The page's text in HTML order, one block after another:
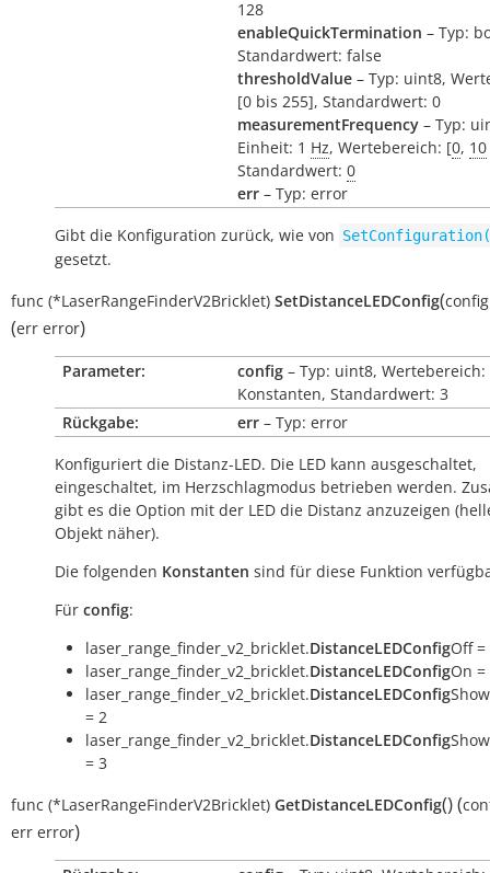
128
enableQuickTermination – Typ:
Standardwert: false
thresholdValue – Typ: uint8,
[0 bis 255], Standardwert: 0
measurementFrequency – Typ:
Einheit: 1 Hz, Wertebereich: [0, 10
Standardwert: 0
err – Typ: error
Gibt die Konfiguration zurück, wie von
gesetzt.
func (*LaserRangeFinderV2Bricklet) SetDistanceLEDConfig(config
(err error)
Parameter: config – Typ: uint8, Wertebereich:
Konstanten, Standardwert: 3
Rückgabe:
err – Typ: error
Konfiguriert die Distanz-LED. Die LED kann ausgeschaltet,
eingeschaltet, im Herzschlagmodus betrieben werden.
gibt es die Option mit der LED die Distanz anzuzeigen
Objekt näher).
Die folgenden Konstanten sind für diese Funktion
Für config:
laser_range_finder_v2_bricklet.DistanceLEDConfigOff =
laser_range_finder_v2_bricklet.DistanceLEDConfigOn =
laser_range_finder_v2_bricklet.DistanceLEDConfig
= 2
laser_range_finder_v2_bricklet.DistanceLEDConfig
= 3
func (*LaserRangeFinderV2Bricklet) GetDistanceLEDConfig()(
err error)